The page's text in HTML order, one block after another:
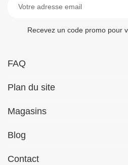
Recevez un code promo pour
FAQ
Plan du site
Magasins
Blog
Contact